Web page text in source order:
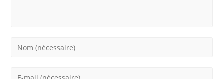
Enter
Enter